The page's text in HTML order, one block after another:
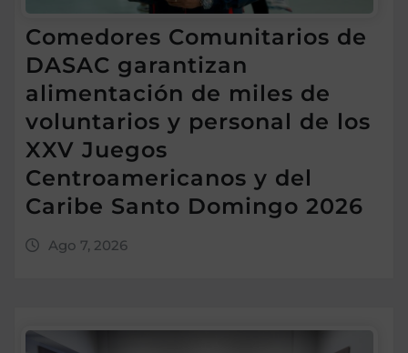
Comedores Comunitarios de
DASAC garantizan
alimentación de miles de
voluntarios y personal de los
XXV Juegos
Centroamericanos y del
Caribe Santo Domingo 2026
Ago 7, 2026